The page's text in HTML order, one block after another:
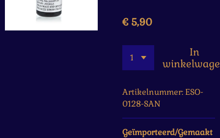
€ 5,90
In
Artikelnummer: ESO-
0128-SAN
Geïmporteerd/Gemaakt